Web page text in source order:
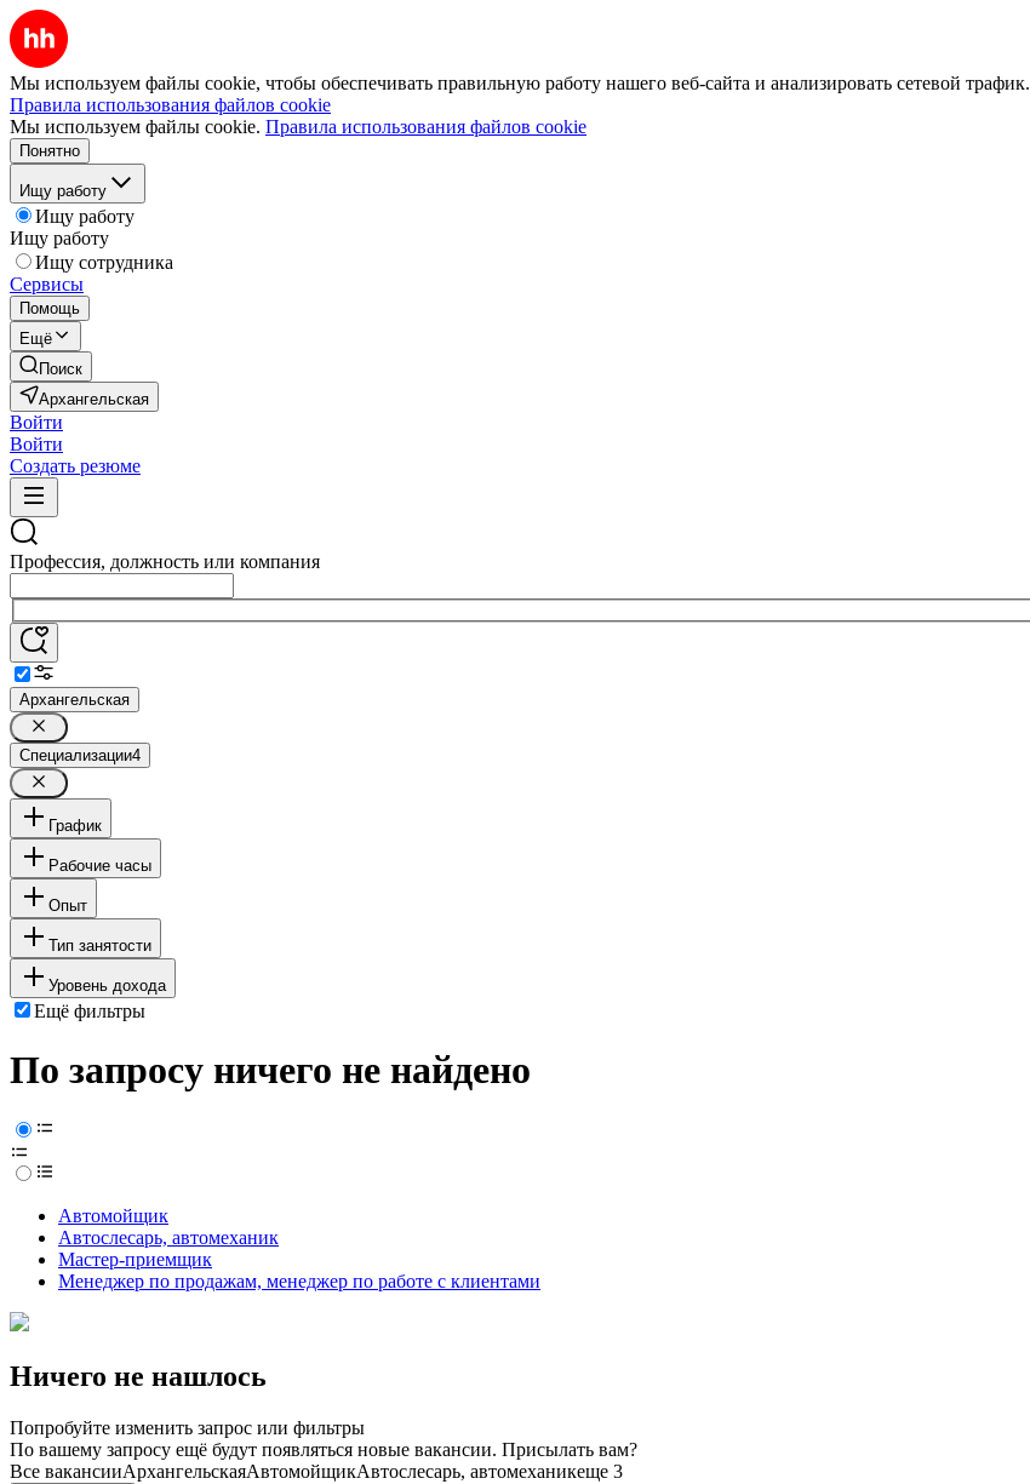
Мы используем файлы cookie, чтобы обеспечивать правильную работу нашего веб-сайта и анализировать сетевой трафик.
Правила использования файлов cookie
Мы используем файлы cookie. Правила использования файлов cookie
Понятно
Ищу работу
Ищу работу
Ищу работу
Ищу сотрудника
Сервисы
Помощь
Ещё
Поиск
Архангельская
Войти
Войти
Создать резюме
Профессия, должность или компания
Архангельская
Специализации4
График
Рабочие часы
Опыт
Тип занятости
Уровень дохода
Ещё фильтры
По запросу ничего не найдено
Автомойщик
Автослесарь, автомеханик
Мастер-приемщик
Менеджер по продажам, менеджер по работе с клиентами
Ничего не нашлось
Попробуйте изменить запрос или фильтры
По вашему запросу ещё будут появляться новые вакансии. Присылать вам?
Все вакансииАрхангельскаяАвтомойщикАвтослесарь, автомеханикеще 3